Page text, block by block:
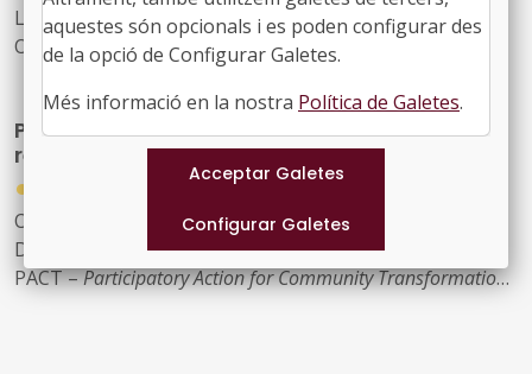
Lloc: BCIN, Badalona
Organitza: Localret
Participació i col·lectius infrarepresentats:
reptes en la definició de polítiques públiques
●
Organitzada pel Fons Català de Cooperació al
Desenvolupament, en el marc del projecte europeu
PACT –Participatory Action for Community Transformation
aquestes són opcionals i es poden configurar des
de la opció de Configurar Galetes.
Més informació en la nostra Política de Galetes.